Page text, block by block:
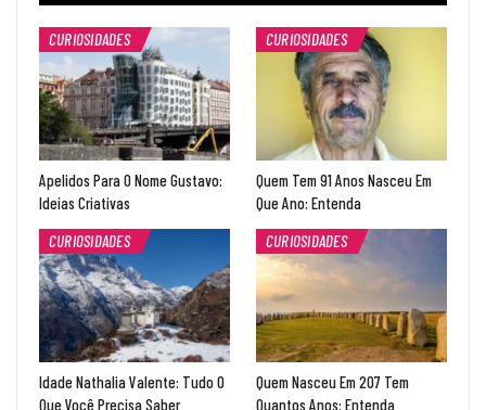
CURIOSIDADES
Apelidos Para O Nome Gustavo:
Ideias Criativas
CURIOSIDADES
Quem Tem 91 Anos Nasceu Em
Que Ano: Entenda
CURIOSIDADES
Idade Nathalia Valente: Tudo O
Que Você Precisa Saber
CURIOSIDADES
Quem Nasceu Em 207 Tem
Quantos Anos: Entenda